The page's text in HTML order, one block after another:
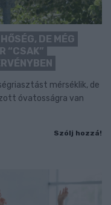
DE MÉG
“CSAK”
mérséklik, de
óvatosságra van
Szólj hozzá!